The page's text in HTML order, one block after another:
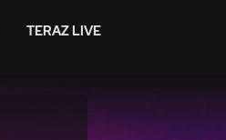
TERAZ LIVE